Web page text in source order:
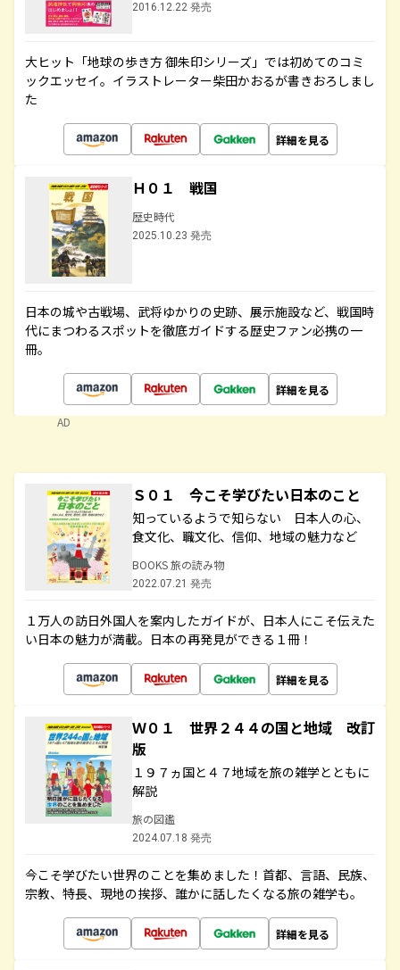
2016.12.22 発売
大ヒット「地球の歩き方 御朱印シリーズ」では初めてのコミ
ックエッセイ。イラストレーター柴田かおるが書きおろしまし
た
詳細を見る
Ｈ０１ 戦国
歴史時代
2025.10.23 発売
日本の城や古戦場、武将ゆかりの史跡、展示施設など、戦国時
代にまつわるスポットを徹底ガイドする歴史ファン必携の一
冊。
詳細を見る
AD
Ｓ０１ 今こそ学びたい日本のこと
知っているようで知らない 日本人の心、
食文化、職文化、信仰、地域の魅力など
BOOKS 旅の読み物
2022.07.21 発売
１万人の訪日外国人を案内したガイドが、日本人にこそ伝えた
い日本の魅力が満載。日本の再発見ができる１冊！
詳細を見る
Ｗ０１ 世界２４４の国と地域 改訂
版
１９７ヵ国と４７地域を旅の雑学とともに
解説
旅の図鑑
2024.07.18 発売
今こそ学びたい世界のことを集めました！首都、言語、民族、
宗教、特長、現地の挨拶、誰かに話したくなる旅の雑学も。
詳細を見る